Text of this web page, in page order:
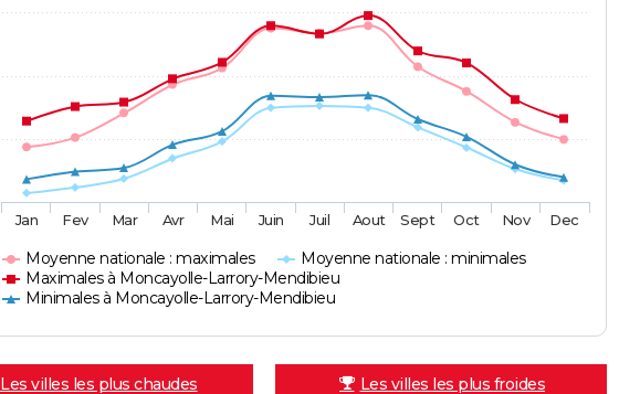
Moyenne nationale : maximales
Moyenne nationale : minimales
Maximales à Moncayolle-Larrory-Mendibieu
Minimales à Moncayolle-Larrory-Mendibieu
Jan Fev Mar Avr Mai Juin Juil Aout Sept Oct Nov Dec
Les villes les plus chaudes Les villes les plus froides